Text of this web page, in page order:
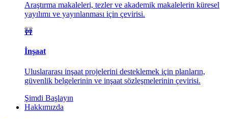
Araştırma makaleleri, tezler ve akademik makalelerin küresel
yayılımı ve yayınlanması için çevirisi.
🚧
İnşaat
Uluslararası inşaat projelerini desteklemek için planların,
güvenlik belgelerinin ve inşaat sözleşmelerinin çevirisi.
Şimdi Başlayın
Hakkımızda